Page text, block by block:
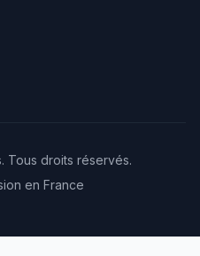
Tous droits réservés.
en France